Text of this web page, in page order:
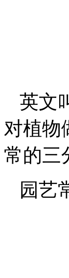
英文
对植物
常的三
园艺